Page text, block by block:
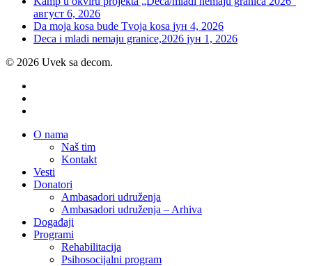
август 6, 2026
Da moja kosa bude Tvoja kosa јун 4, 2026
Deca i mladi nemaju granice,2026 јун 1, 2026
© 2026 Uvek sa decom.
Close
O nama
Naš tim
Kontakt
Vesti
Donatori
Ambasadori udruženja
Ambasadori udruženja – Arhiva
Događaji
Programi
Rehabilitacija
Psihosocijalni program